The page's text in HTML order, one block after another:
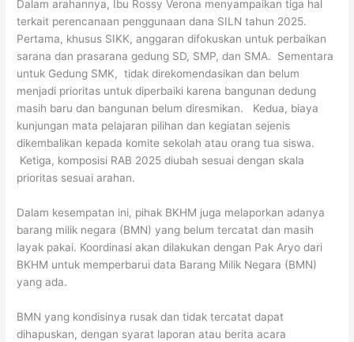
Dalam arahannya, Ibu Rossy Verona menyampaikan tiga hal
terkait perencanaan penggunaan dana SILN tahun 2025.
Pertama, khusus SIKK, anggaran difokuskan untuk perbaikan
sarana dan prasarana gedung SD, SMP, dan SMA. Sementara
untuk Gedung SMK, tidak direkomendasikan dan belum
menjadi prioritas untuk diperbaiki karena bangunan dedung
masih baru dan bangunan belum diresmikan. Kedua, biaya
kunjungan mata pelajaran pilihan dan kegiatan sejenis
dikembalikan kepada komite sekolah atau orang tua siswa.
Ketiga, komposisi RAB 2025 diubah sesuai dengan skala
prioritas sesuai arahan.
Dalam kesempatan ini, pihak BKHM juga melaporkan adanya
barang milik negara (BMN) yang belum tercatat dan masih
layak pakai. Koordinasi akan dilakukan dengan Pak Aryo dari
BKHM untuk memperbarui data Barang Milik Negara (BMN)
yang ada.
BMN yang kondisinya rusak dan tidak tercatat dapat
dihapuskan, dengan syarat laporan atau berita acara